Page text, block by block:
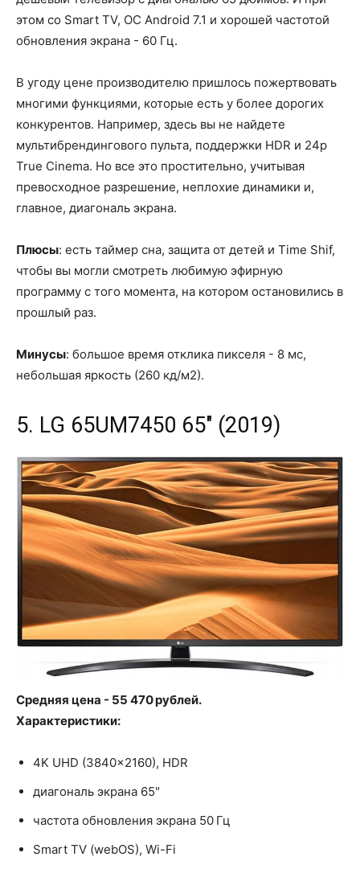
этом со Smart TV, ОС Android 7.1 и хорошей частотой
обновления экрана - 60 Гц.
В угоду цене производителю пришлось пожертвовать
многими функциями, которые есть у более дорогих
конкурентов. Например, здесь вы не найдете
мультибрендингового пульта, поддержки HDR и 24p
True Cinema. Но все это простительно, учитывая
превосходное разрешение, неплохие динамики и,
главное, диагональ экрана.
Плюсы: есть таймер сна, защита от детей и Time Shif,
чтобы вы могли смотреть любимую эфирную
программу с того момента, на котором остановились в
прошлый раз.
Минусы: большое время отклика пикселя - 8 мс,
небольшая яркость (260 кд/м2).
5. LG 65UM7450 65" (2019)
Средняя цена - 55 470 рублей.
Характеристики:
4K UHD (3840x2160), HDR
диагональ экрана 65"
частота обновления экрана 50 Гц
Smart TV (webOS), Wi-Fi